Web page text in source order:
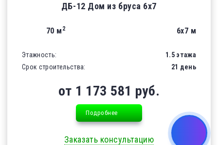
ДБ-12 Дом из бруса 6х7
70 м 2 6х7 м
Этажность:
1.5 этажа
Срок строительства:
21 день
от 1 173 581 руб.
Подробнее
Заказать консультацию